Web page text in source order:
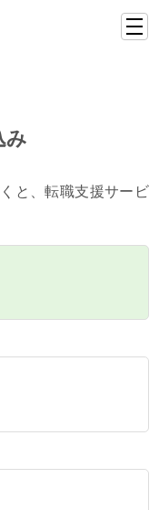
み
と、転職支援サービ